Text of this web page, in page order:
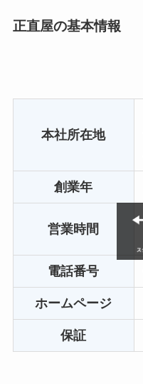
正直屋の基本情報
本社所在地
創業年
営業時間
電話番号
ホームページ
保証